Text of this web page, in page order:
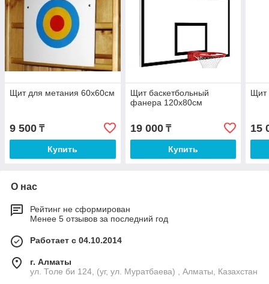
Щит для метания 60х60см
9 500 ₸
Купить
Щит баскетбольный
фанера 120х80см
19 000₸
Купить
Щит
15
О нас
Рейтинг не сформирован
Менее 5 отзывов за последний год
Работает с 04.10.2014
г. Алматы
ул. Толе би 124, (уг, ул. Муратбаева) , Алматы, Казахстан